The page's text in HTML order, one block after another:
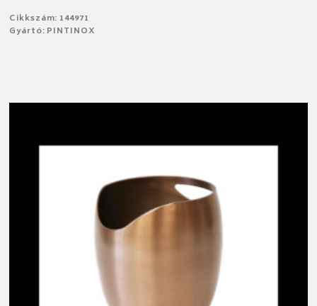
Cikkszám: 144971
Gyártó: PINTINOX